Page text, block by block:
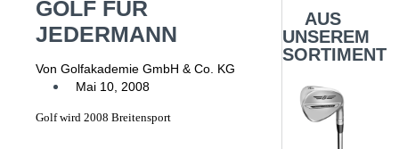
Bridgestone JGR Driver 2018
Cobra King F8+ Driver
Titleist Pro V1x mit gratis Schriftaufdruck
GOLF FÜR
JEDERMANN
Von Golfakademie GmbH & Co. KG
Mai 10, 2008
Golf wird 2008 Breitensport
AUS
UNSEREM
SORTIMENT